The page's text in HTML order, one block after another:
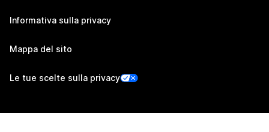
Informativa sulla privacy
Mappa del sito
Le tue scelte sulla privacy